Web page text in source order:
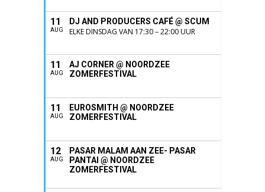
11
AUG
DJ AND PRODUCERS CAFÉ @ SCUM
ELKE DINSDAG VAN 17:30 – 22:00 UUR
11
AUG
AJ CORNER @ NOORDZEE
ZOMERFESTIVAL
11
AUG
EUROSMITH @ NOORDZEE
ZOMERFESTIVAL
12
AUG
PASAR MALAM AAN ZEE- PASAR
PANTAI @ NOORDZEE
ZOMERFESTIVAL